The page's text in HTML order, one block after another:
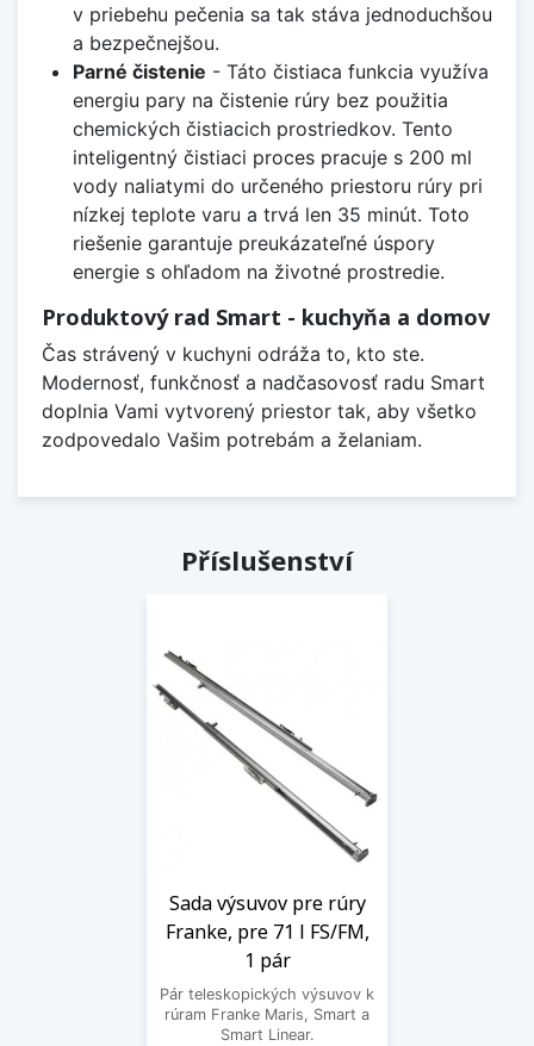
v priebehu pečenia sa tak stáva jednoduchšou
a bezpečnejšou.
Parné čistenie - Táto čistiaca funkcia využíva
energiu pary na čistenie rúry bez použitia
chemických čistiacich prostriedkov. Tento
inteligentný čistiaci proces pracuje s 200 ml
vody naliatymi do určeného priestoru rúry pri
nízkej teplote varu a trvá len 35 minút. Toto
riešenie garantuje preukázateľné úspory
energie s ohľadom na životné prostredie.
Produktový rad Smart - kuchyňa a domov
Čas strávený v kuchyni odráža to, kto ste.
Modernosť, funkčnosť a nadčasovosť radu Smart
doplnia Vami vytvorený priestor tak, aby všetko
zodpovedalo Vašim potrebám a želaniam.
Příslušenství
Sada výsuvov pre rúry
Franke, pre 71 l FS/FM,
1 pár
Pár teleskopických výsuvov k
rúram Franke Maris, Smart a
Smart Linear.